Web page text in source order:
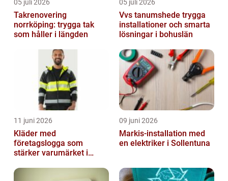
05 juli 2026
Takrenovering
norrköping: trygga tak
som håller i längden
05 juli 2026
Vvs tanumshede trygga
installationer och smarta
lösningar i bohuslän
11 juni 2026
Kläder med
företagslogga som
stärker varumärket i
09 juni 2026
Markis-installation med
en elektriker i Sollentuna